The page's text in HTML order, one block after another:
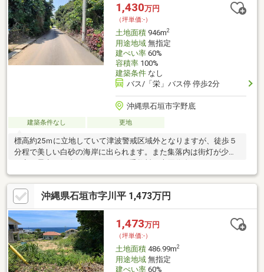
1,430万円
（坪単価:-）
土地面積946m2
用途地域無指定
建ぺい率60%
容積率100%
建築条件なし
バス/「栄」バス停 停歩2分
沖縄県石垣市字野底
建築条件なし 更地
標高約25ｍに立地していて津波警戒区域外となりますが、徒歩５
分程で美しい白砂の海岸に出られます。また集落内は街灯が少な
く夜は星空もお楽しみ頂けます。手数料 売買代金の３パーセン
ト＋６万円消費税別
沖縄県石垣市字川平 1,473万円
1,473万円
（坪単価:-）
土地面積486.99m2
用途地域無指定
建ぺい率60%